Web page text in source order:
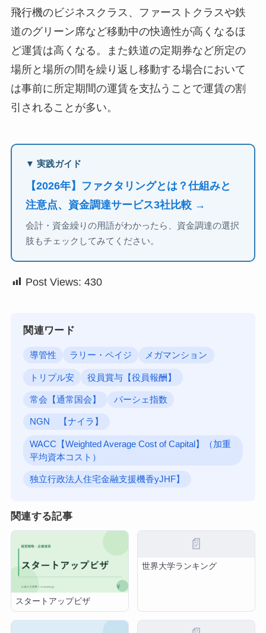
飛行機のビジネスクラス、ファーストクラスや鉄
道のグリーン席など移動中の快適性が高くなるほ
ど運賃は高くなる。また鉄道の定期券など所定の
場所と場所の間を繰り返し移動する場合において
は事前に所定期間の運賃を支払うことで運賃の割
引されることが多い。
▼ 実践ガイド
【2026年】ファクタリングとは？仕組みと
注意点、資金調達サービス3社比較 →
会計・資金繰りの用語がわかったら、資金調達の選択
肢もチェックしてみてください。
Post Views: 430
関連ワード
導管性 ラリー・ペイジ メガマンション
トリプル安 役員賞与【役員報酬】
常会【通常国会】 パーシェ指数
NGN 【ナイラ】
WACC【Weighted Average Cost of Capital】（加重
平均資本コスト）
独立行政法人住宅金融支援機香yJHF】
関連する記事
スタートアップビザ
📄
世界大学ランキング